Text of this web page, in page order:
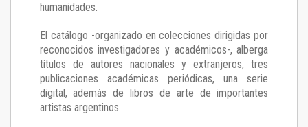
humanidades.
El catálogo -organizado en colecciones dirigidas por
reconocidos investigadores y académicos-, alberga
títulos de autores nacionales y extranjeros, tres
publicaciones académicas periódicas, una serie
digital, además de libros de arte de importantes
artistas argentinos.